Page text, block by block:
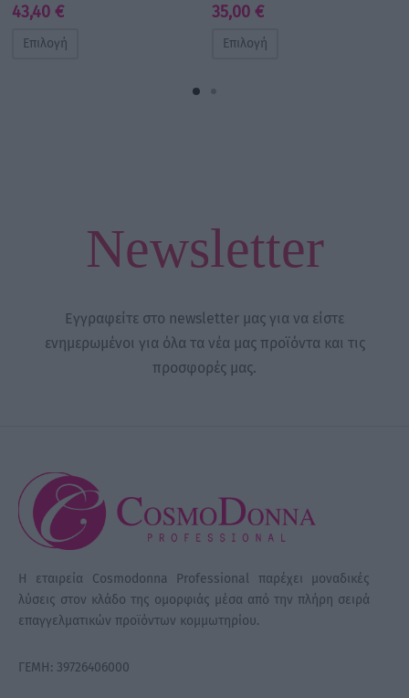
43,40 €
Επιλογή
35,00 €
Επιλογή
Newsletter
Εγγραφείτε στο newsletter μας για να είστε
ενημερωμένοι για όλα τα νέα μας προϊόντα και τις
προσφορές μας.
Η εταιρεία Cosmodonna Professional παρέχει μοναδικές
λύσεις στον κλάδο της ομορφιάς μέσα από την πλήρη σειρά
επαγγελματικών προϊόντων κομμωτηρίου.
ΓΕΜΗ: 39726406000